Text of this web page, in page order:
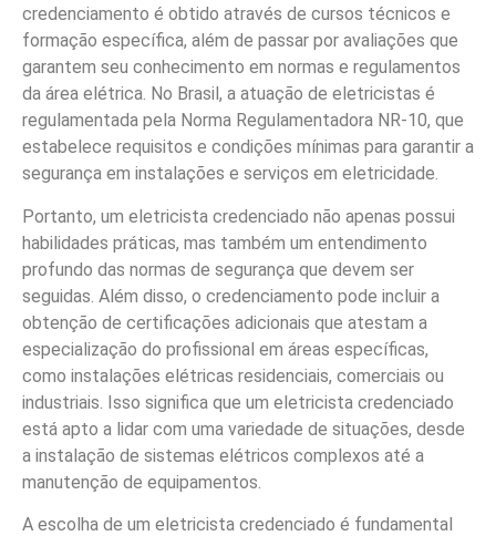
credenciamento é obtido através de cursos técnicos e
formação específica, além de passar por avaliações que
garantem seu conhecimento em normas e regulamentos
da área elétrica. No Brasil, a atuação de eletricistas é
regulamentada pela Norma Regulamentadora NR-10, que
estabelece requisitos e condições mínimas para garantir a
segurança em instalações e serviços em eletricidade.
Portanto, um eletricista credenciado não apenas possui
habilidades práticas, mas também um entendimento
profundo das normas de segurança que devem ser
seguidas. Além disso, o credenciamento pode incluir a
obtenção de certificações adicionais que atestam a
especialização do profissional em áreas específicas,
como instalações elétricas residenciais, comerciais ou
industriais. Isso significa que um eletricista credenciado
está apto a lidar com uma variedade de situações, desde
a instalação de sistemas elétricos complexos até a
manutenção de equipamentos.
A escolha de um eletricista credenciado é fundamental